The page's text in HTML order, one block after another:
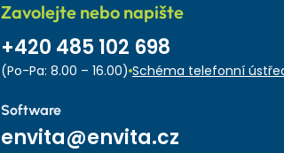
Zavolejte nebo napište
+420 485 102 698
(Po-Pa: 8.00 – 16.00) Schéma telefonní
Software
envita@envita.cz